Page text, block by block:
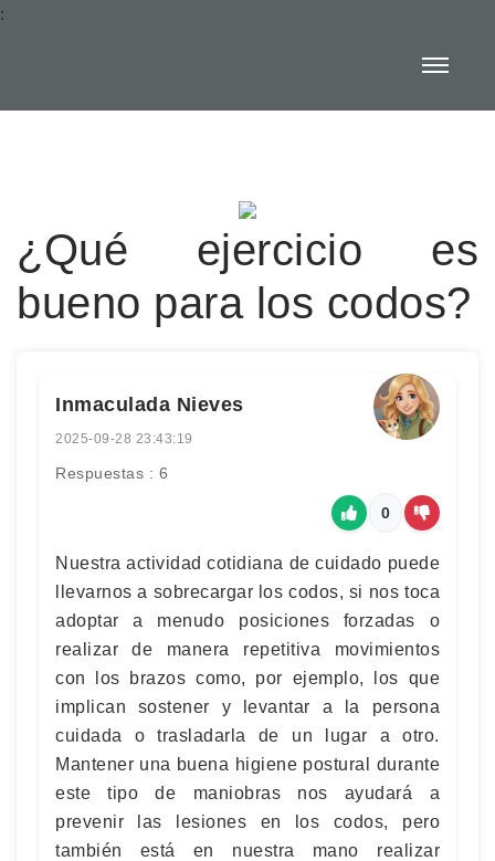
:
¿Qué ejercicio es
bueno para los codos?
Inmaculada Nieves
2025-09-28 23:43:19
Respuestas : 6
0
Nuestra actividad cotidiana de cuidado puede
llevarnos a sobrecargar los codos, si nos toca
adoptar a menudo posiciones forzadas o
realizar de manera repetitiva movimientos
con los brazos como, por ejemplo, los que
implican sostener y levantar a la persona
cuidada o trasladarla de un lugar a otro.
Mantener una buena higiene postural durante
este tipo de maniobras nos ayudará a
prevenir las lesiones en los codos, pero
también está en nuestra mano realizar